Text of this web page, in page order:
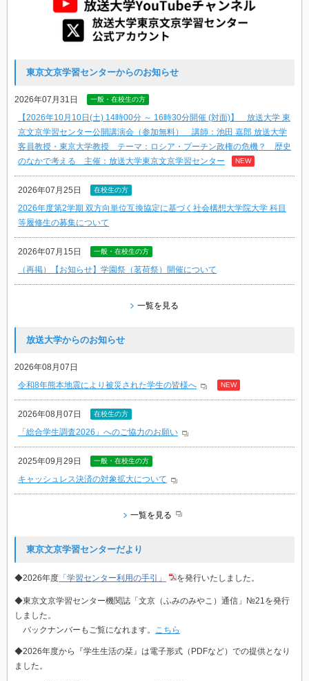
東京文京学習センターからのお知らせ
2026年07月31日 一般・在校生の方
【2026年10月10日(土) 14時00分 ～ 16時30分開催 (対面)】 放送大学 東
京文京学習センター公開講演会（参加無料） 講師：池田 嘉郎 放送大学
客員教授・東京大学教授 テーマ：ロシア・プーチン政権の危機？ 歴史
のなかで考える 主催：放送大学東京文京学習センター
NEW
2026年07月25日 在校生の方
2026年度第2学期 双方向単位互換協定に基づく社会構想大学院大学 科目
等履修生の募集について
2026年07月15日 一般・在校生の方
（再掲）【お知らせ】学園祭（茗荷祭）開催について
一覧を見る
放送大学からのお知らせ
2026年08月07日
令和8年熊本地震により被災された学生の皆様へ
NEW
2026年08月07日 在校生の方
「総合学生調査2026」へのご協力のお願い
2025年09月29日 一般・在校生の方
キャッシュレス決済の対象拡大について
一覧を見る
東京文京学習センターだより
◆2026年度 「学習センター利用の手引」 を発行いたしました。
◆東京文京学習センター機関誌「文京（ふみのみやこ）通信」№21を発行
しました。
バックナンバーもご覧になれます。 こちら
◆2026年度から『学生生活の栞』は電子形式（PDFなど）での提供となり
ました。